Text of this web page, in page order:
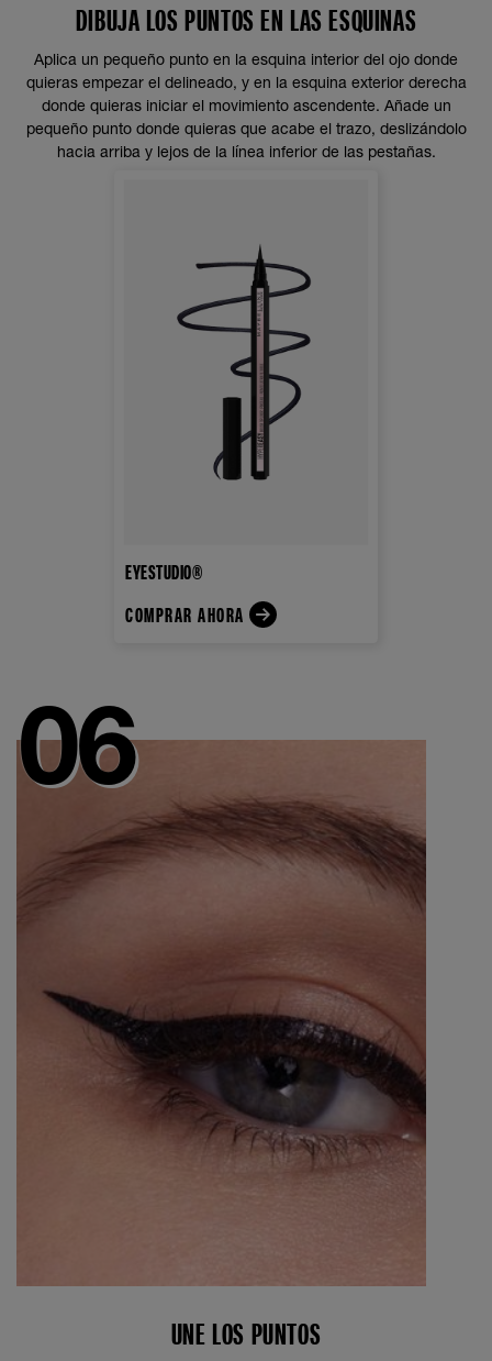
DIBUJA LOS PUNTOS EN LAS ESQUINAS
Aplica un pequeño punto en la esquina interior del ojo donde
quieras empezar el delineado, y en la esquina exterior derecha
donde quieras iniciar el movimiento ascendente. Añade un
pequeño punto donde quieras que acabe el trazo, deslizándolo
hacia arriba y lejos de la línea inferior de las pestañas.
EYESTUDIO®
COMPRAR AHORA
UNE LOS PUNTOS